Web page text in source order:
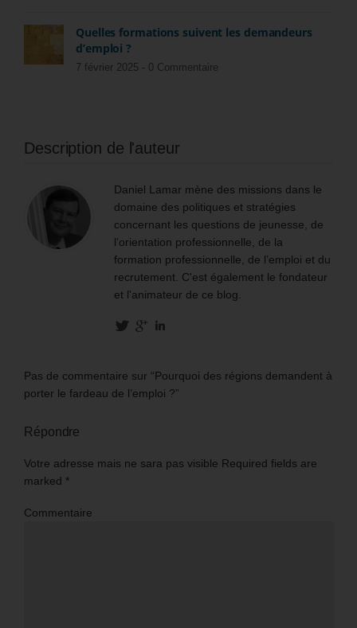
Quelles formations suivent les demandeurs
d’emploi ?
7 février 2025 - 0 Commentaire
Description de l'auteur
Daniel Lamar mène des missions dans le
domaine des politiques et stratégies
concernant les questions de jeunesse, de
l’orientation professionnelle, de la
formation professionnelle, de l’emploi et du
recrutement. C'est également le fondateur
et l'animateur de ce blog.
Pas de commentaire sur “Pourquoi des régions demandent à
porter le fardeau de l’emploi ?”
Répondre
Votre adresse mais ne sara pas visible Required fields are
marked *
Commentaire